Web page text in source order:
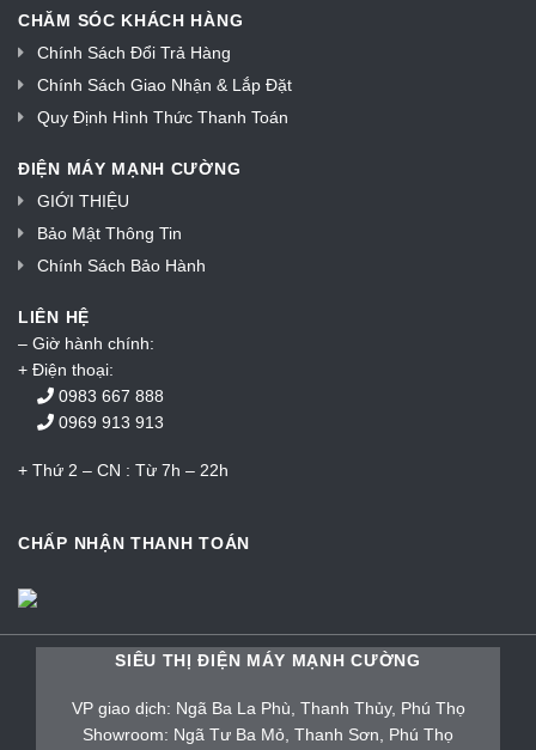
CHĂM SÓC KHÁCH HÀNG
Chính Sách Đổi Trả Hàng
Chính Sách Giao Nhận & Lắp Đặt
Quy Định Hình Thức Thanh Toán
ĐIỆN MÁY MẠNH CƯỜNG
GIỚI THIỆU
Bảo Mật Thông Tin
Chính Sách Bảo Hành
LIÊN HỆ
– Giờ hành chính:
+ Điện thoại:
0983 667 888
0969 913 913
+ Thứ 2 – CN : Từ 7h – 22h
CHẤP NHẬN THANH TOÁN
SIÊU THỊ ĐIỆN MÁY MẠNH CƯỜNG
VP giao dịch: Ngã Ba La Phù, Thanh Thủy, Phú Thọ
Showroom: Ngã Tư Ba Mỏ, Thanh Sơn, Phú Thọ